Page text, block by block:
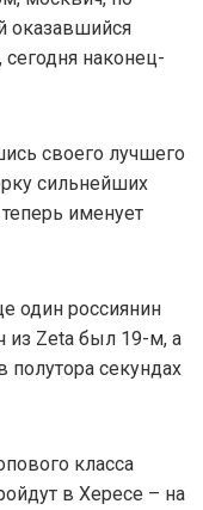
оказавшийся
сегодня наконец-
своего лучшего
сильнейших
именует
один россиянин
из Zeta был 19-м, а
секундах
класса
в Хересе – на